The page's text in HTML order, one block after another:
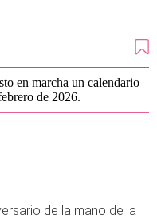
en marcha un calendario
de 2026.
de la mano de la